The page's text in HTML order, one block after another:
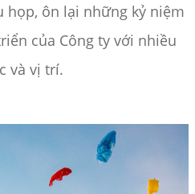
họp, ôn lại những kỷ niệm
của Công ty với nhiều
và vị trí.